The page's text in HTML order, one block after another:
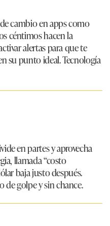
cambio en apps como
céntimos hacen la
alertas para que te
su punto ideal. Tecnología
en partes y aprovecha
llamada “costo
baja justo después.
golpe y sin chance.